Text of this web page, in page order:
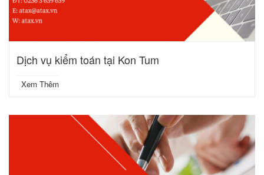
Dịch vụ kiểm toán tại Kon Tum
Xem Thêm